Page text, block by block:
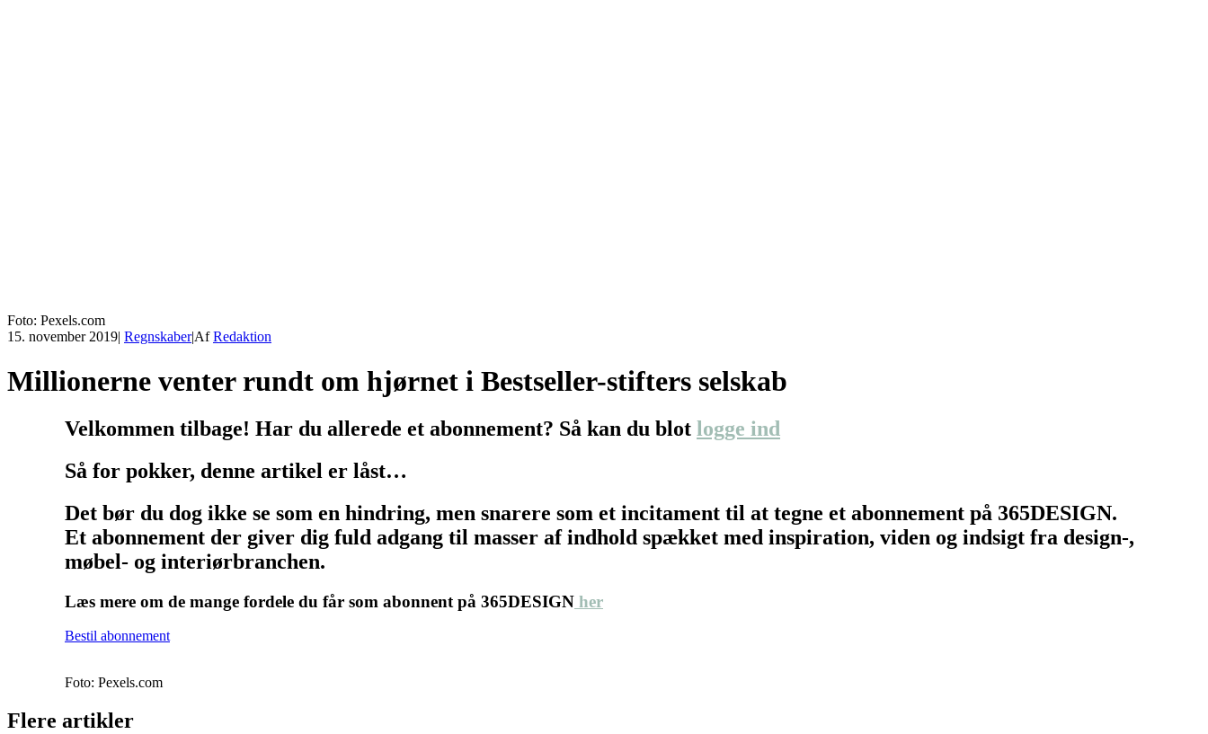
Foto: Pexels.com
15. november 2019| Regnskaber|AfRedaktion
Millionerne venter rundt om hjørnet i Bestseller-stifters selskab
Velkommen tilbage! Har du allerede et abonnement? Så kan du blot logge ind
Så for pokker, denne artikel er låst…
Det bør du dog ikke se som en hindring, men snarere som et incitament til at tegne et abonnement på 365DESIGN.
Et abonnement der giver dig fuld adgang til masser af indhold spækket med inspiration, viden og indsigt fra design-,
møbel- og interiørbranchen.
Læs mere om de mange fordele du får som abonnent på 365DESIGN her
Bestil abonnement
Foto: Pexels.com
Flere artikler